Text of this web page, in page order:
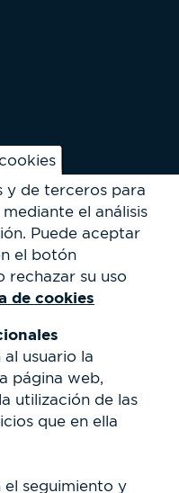
y de terceros para
el análisis
Puede aceptar
el botón
rechazar su uso
de cookies
usuario la
página web,
utilización de las
que en ella
el seguimiento y